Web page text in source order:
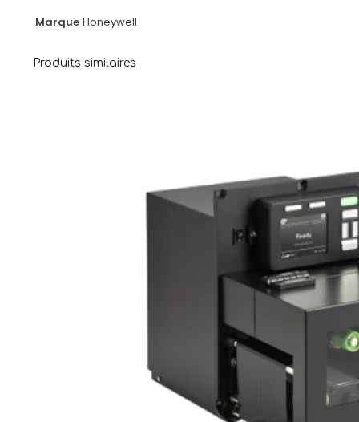
Marque Honeywell
Produits similaires